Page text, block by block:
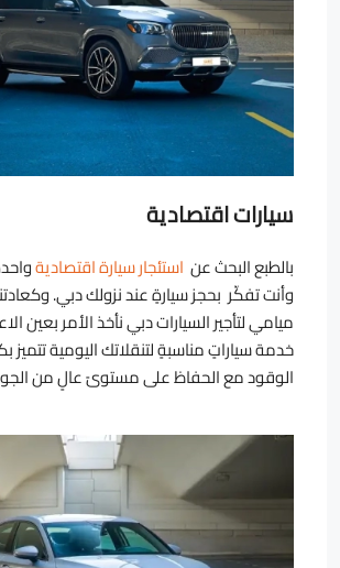
سيارات اقتصادية
بالطبع البحث عن استئجار سيارة اقتصادية
وأنت تفكّر بحجز سيارةٍ عند نزولك دبي.
ميامي لتأجير السيارات دبي نأخذ الأمر بعين
خدمة سياراتٍ مناسبةٍ لتنقلاتك اليومية
الوقود مع الحفاظ على مستوىً عالٍ من